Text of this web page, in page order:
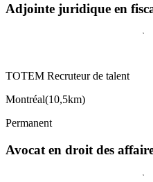
Adjointe juridique en
TOTEM Recruteur de talent
Montréal(10,5km)
Permanent
Avocat en droit des